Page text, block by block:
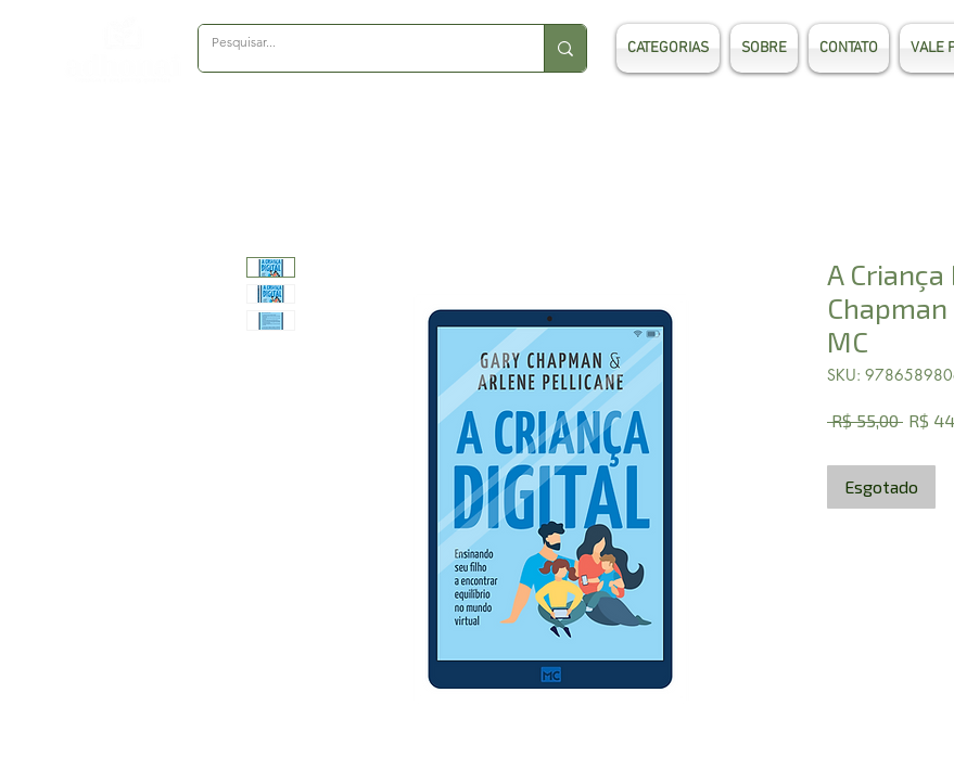
CATEGORIAS SOBRE CONTATO VALE
A
MC
SKU:
R$ 55,00 Preço
R$
Esgotado